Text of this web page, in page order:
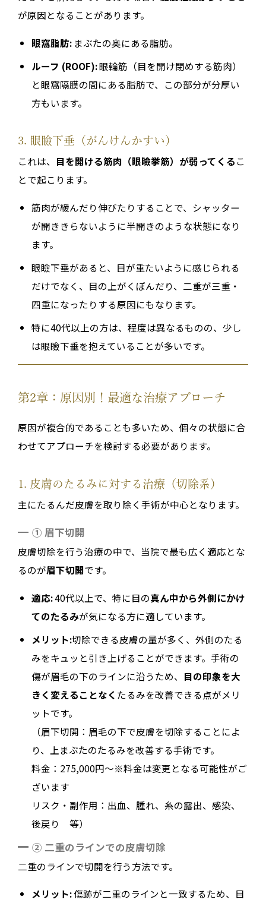
が原因となることがあります。
眼窩脂肪: まぶたの奥にある脂肪。
ルーフ (ROOF):眼輪筋（目を開け閉めする筋肉）
と眼窩隔膜の間にある脂肪で、この部分が分厚い
方もいます。
3. 眼瞼下垂（がんけんかすい）
これは、 目を開ける筋肉（眼瞼挙筋）が弱ってくるこ
とで起こります。
筋肉が緩んだり伸びたりすることで、シャッター
が開ききらないように半開きのような状態になり
ます。
眼瞼下垂があると、目が重たいように感じられる
だけでなく、目の上がくぼんだり、二重が三重・
四重になったりする原因にもなります。
特に40代以上の方は、程度は異なるものの、少し
は眼瞼下垂を抱えていることが多いです。
第2章：原因別！最適な治療アプローチ
原因が複合的であることも多いため、個々の状態に合
わせてアプローチを検討する必要があります。
1. 皮膚のたるみに対する治療（切除系）
主にたるんだ皮膚を取り除く手術が中心となります。
① 眉下切開
皮膚切除を行う治療の中で、当院で最も広く適応とな
るのが眉下切開です。
適応:40代以上で、特に目の真ん中から外側にかけ
てのたるみが気になる方に適しています。
メリット:切除できる皮膚の量が多く、外側のたる
みをキュッと引き上げることができます。手術の
傷が眉毛の下のラインに沿うため、 目の印象を大
きく変えることなく たるみを改善できる点がメリ
ットです。
（眉下切開：眉毛の下で皮膚を切除することによ
り、上まぶたのたるみを改善する手術です。
料金：275,000円～※料金は変更となる可能性がご
ざいます
リスク・副作用：出血、腫れ、糸の露出、感染、
後戻り 等）
② 二重のラインでの皮膚切除
二重のラインで切開を行う方法です。
メリット:傷跡が二重のラインと一致するため、目